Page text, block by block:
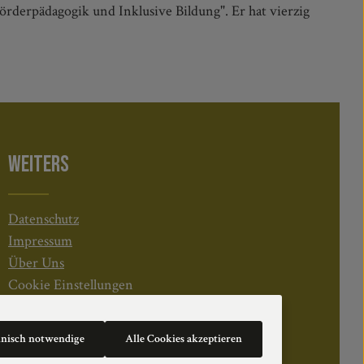
und Inklusive Bildung". Er hat vierzig
WEITERS
Datenschutz
Impressum
Über Uns
Cookie Einstellungen
notwendige Alle Cookies akzeptieren